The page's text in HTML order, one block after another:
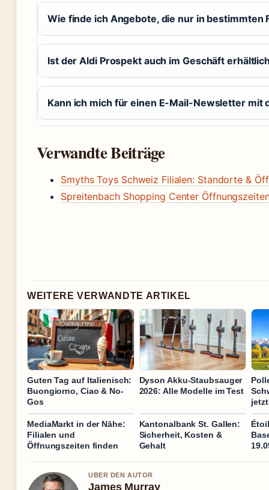
Wie finde ich Angebote, die nur in bestimmten
Ist der Aldi Prospekt auch im Geschäft
Kann ich mich für einen E-Mail-Newsletter mit
Verwandte Beiträge
Smyths Toys Schweiz Filialen: Standorte &
Spreitenbach Shopping Center
WEITERE VERWANDTE ARTIKEL
Guten Tag auf Italienisch:
Buongiorno, Ciao & No-
Gos
Dyson Akku-Staubsauger
2026: Alle Modelle im Test
MediaMarkt in der Nähe:
Filialen und
Öffnungszeiten finden
Kantonalbank St. Gallen:
Sicherheit, Kosten &
Gehalt
UBER DEN AUTOR
James Murray